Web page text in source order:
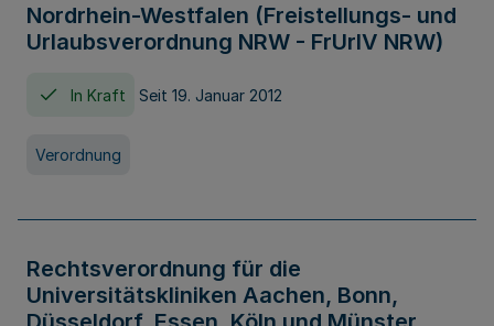
Nordrhein-Westfalen (Freistellungs- und
Urlaubsverordnung NRW - FrUrlV NRW)
In Kraft Seit 19. Januar 2012
Verordnung
Rechtsverordnung für die
Universitätskliniken Aachen, Bonn,